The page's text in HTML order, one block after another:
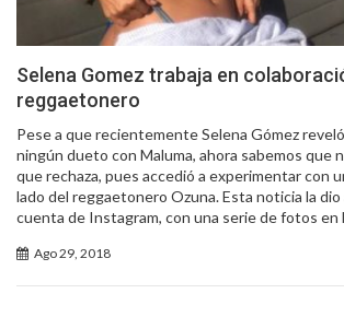
Selena Gomez trabaja en
reggaetonero
Pese a que recientemente Selena Gómez
ningún dueto con Maluma, ahora sabemos que
que rechaza, pues accedió a experimentar con
lado del reggaetonero Ozuna. Esta noticia la
cuenta de Instagram, con una serie de fotos en
Ago 29, 2018